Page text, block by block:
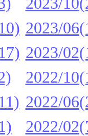
2023/
2023/
2022/
2022/
2022/